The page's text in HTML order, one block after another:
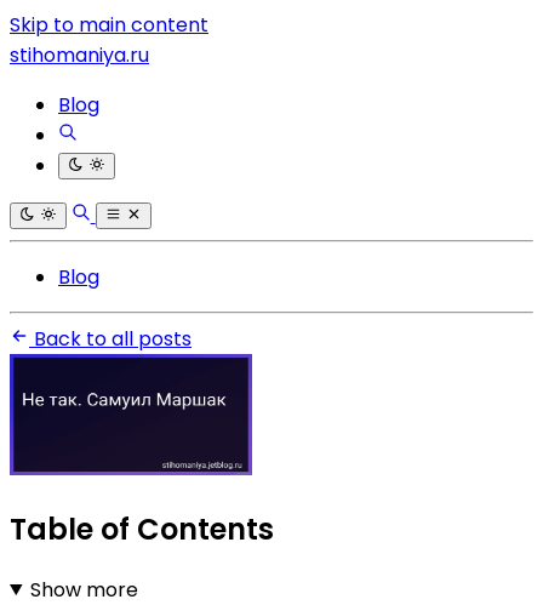
Skip to main content
stihomaniya.ru
Blog
Blog
Back to all posts
Table of Contents
Show more